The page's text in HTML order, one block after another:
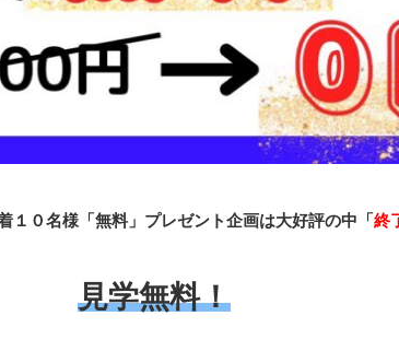
０名様「無料」プレゼント企画は大好評の中「終
見学無料！